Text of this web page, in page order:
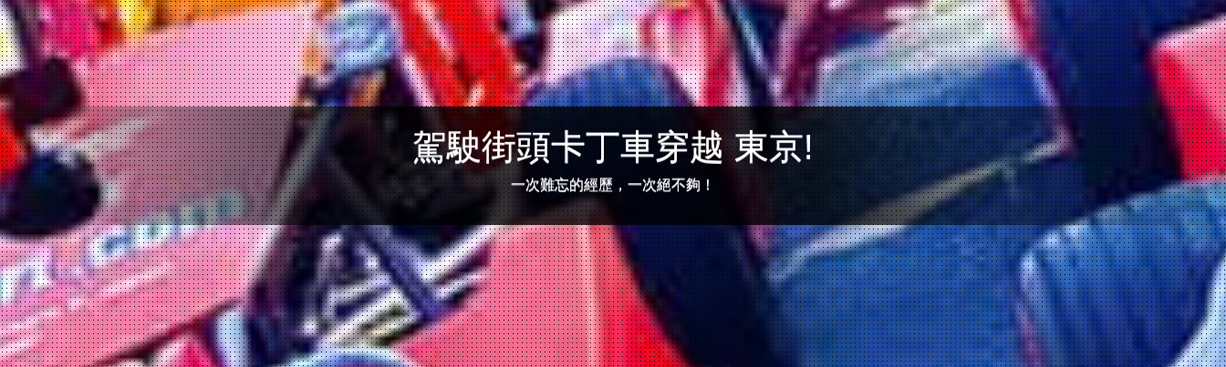
駕駛街頭卡丁車穿越 東京!
一次難忘的經歷，一次絕不夠！